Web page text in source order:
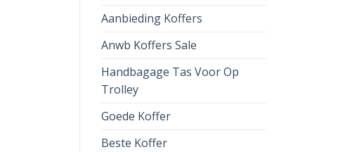
Aanbieding Koffers
Anwb Koffers Sale
Handbagage Tas Voor Op
Trolley
Goede Koffer
Beste Koffer